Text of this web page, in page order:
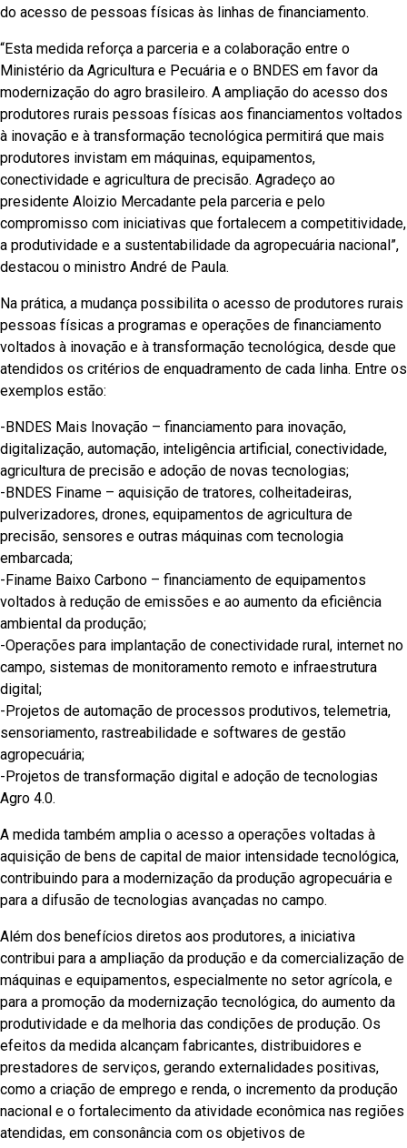
do acesso de pessoas físicas às linhas de financiamento.
“Esta medida reforça a parceria e a colaboração entre o
Ministério da Agricultura e Pecuária e o BNDES em favor da
modernização do agro brasileiro. A ampliação do acesso dos
produtores rurais pessoas físicas aos financiamentos voltados
à inovação e à transformação tecnológica permitirá que mais
produtores invistam em máquinas, equipamentos,
conectividade e agricultura de precisão. Agradeço ao
presidente Aloizio Mercadante pela parceria e pelo
compromisso com iniciativas que fortalecem a competitividade,
a produtividade e a sustentabilidade da agropecuária nacional”,
destacou o ministro André de Paula.
Na prática, a mudança possibilita o acesso de produtores rurais
pessoas físicas a programas e operações de financiamento
voltados à inovação e à transformação tecnológica, desde que
atendidos os critérios de enquadramento de cada linha. Entre os
exemplos estão:
-BNDES Mais Inovação – financiamento para inovação,
digitalização, automação, inteligência artificial, conectividade,
agricultura de precisão e adoção de novas tecnologias;
-BNDES Finame – aquisição de tratores, colheitadeiras,
pulverizadores, drones, equipamentos de agricultura de
precisão, sensores e outras máquinas com tecnologia
embarcada;
-Finame Baixo Carbono – financiamento de equipamentos
voltados à redução de emissões e ao aumento da eficiência
ambiental da produção;
-Operações para implantação de conectividade rural, internet no
campo, sistemas de monitoramento remoto e infraestrutura
digital;
-Projetos de automação de processos produtivos, telemetria,
sensoriamento, rastreabilidade e softwares de gestão
agropecuária;
-Projetos de transformação digital e adoção de tecnologias
Agro 4.0.
A medida também amplia o acesso a operações voltadas à
aquisição de bens de capital de maior intensidade tecnológica,
contribuindo para a modernização da produção agropecuária e
para a difusão de tecnologias avançadas no campo.
Além dos benefícios diretos aos produtores, a iniciativa
contribui para a ampliação da produção e da comercialização de
máquinas e equipamentos, especialmente no setor agrícola, e
para a promoção da modernização tecnológica, do aumento da
produtividade e da melhoria das condições de produção. Os
efeitos da medida alcançam fabricantes, distribuidores e
prestadores de serviços, gerando externalidades positivas,
como a criação de emprego e renda, o incremento da produção
nacional e o fortalecimento da atividade econômica nas regiões
atendidas, em consonância com os objetivos de